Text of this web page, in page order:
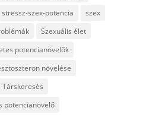
stressz-szex-potencia
szex
Szexuális élet
potencianövelők
növelése
Társkeresés
potencianövelő